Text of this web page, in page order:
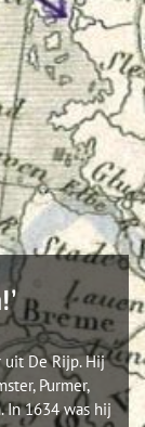
uit De Rijp. Hij
Purmer,
In 1634 was hij